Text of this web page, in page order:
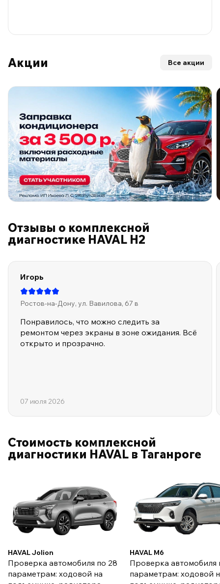
Акции Все акции
Отзывы о комплексной
диагностике HAVAL H2
Игорь
Ростов-на-Дону, ул. Вавилова, 67 в
Понравилось, что можно следить за
ремонтом через экраны в зоне ожидания. Всё
открыто и прозрачно.
07 июля 2026
Стоимость комплексной
диагностики HAVAL в Таганроге
HAVAL Jolion
Проверка автомобиля по 28
параметрам: ходовой на
HAVAL M6
Проверка автомобиля
параметрам: ходовой